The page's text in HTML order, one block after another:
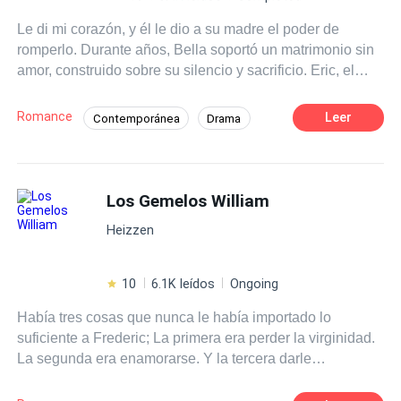
intimidada por su poderoso y feroz prometido después de
casarse ~
Le di mi corazón, y él le dio a su madre el poder de
romperlo. Durante años, Bella soportó un matrimonio sin
amor, construido sobre su silencio y sacrificio. Eric, el
lealtad a su autoritaria madre por encima de proteger a su
esposa. Cuando la humillación se volvió insoportable tras
más rico que Eric. Era todo lo que Eric no era. Con Cole,
Bella encontró la paz y el amor que le había rogado a
Eric. Pero el destino le deparó un último giro. Bella ya
quiere de vuelta. Pero Bella no es la misma mujer a la
Romance Contemporánea Drama
Embarazo Segunda Oportunidad
Leer
Los Gemelos William
Heizzen
10 6.1K leídos Ongoing
Había tres cosas que nunca le había importado lo
suficiente a Frederic; La primera era perder la virginidad.
La segunda era enamorarse. Y la tercera darle